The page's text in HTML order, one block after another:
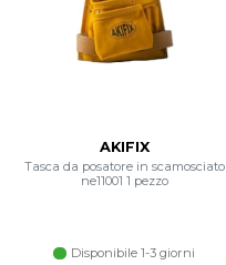
AKIFIX
Tasca da posatore in scamosciato
ne11001 1 pezzo
Disponibile 1-3 giorni